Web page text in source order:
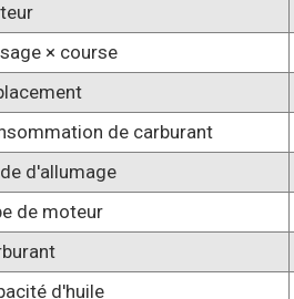
× course
de carburant
d'allumage
de moteur
d'huile